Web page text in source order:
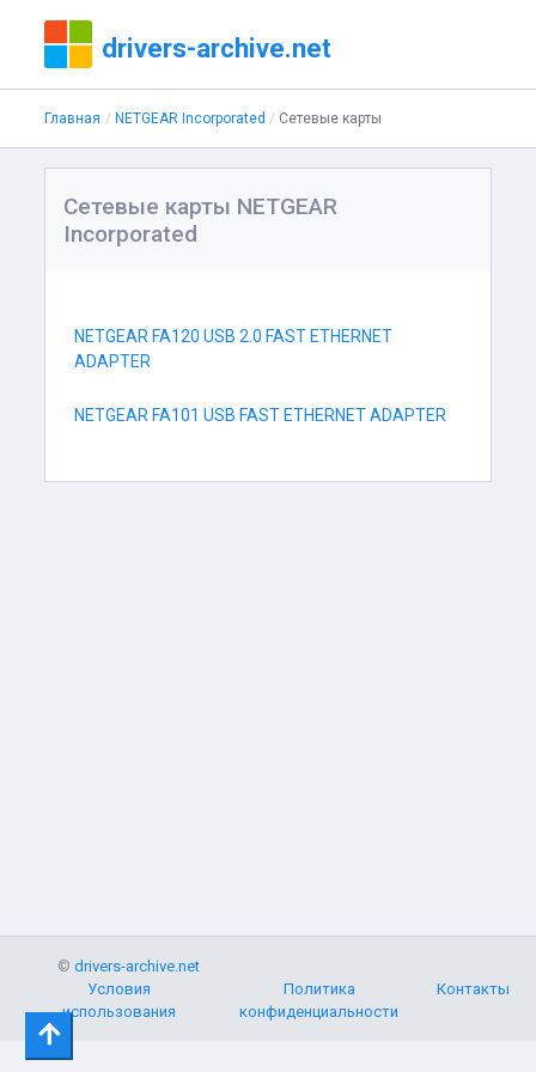
drivers-archive.net
Главная NETGEAR Incorporated Сетевые карты
Сетевые карты NETGEAR
Incorporated
NETGEAR FA120 USB 2.0 FAST ETHERNET
ADAPTER
NETGEAR FA101 USB FAST ETHERNET ADAPTER
©drivers-archive.net
Условия
использования
Политика
конфиденциальности
Контакты